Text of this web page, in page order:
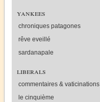
yankees
chroniques patagones
rêve eveillé
sardanapale
liberals
commentaires & vaticinations
le cinquième